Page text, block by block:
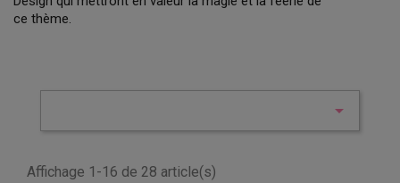
ce thème.

Affichage 1-16 de 28 article(s)